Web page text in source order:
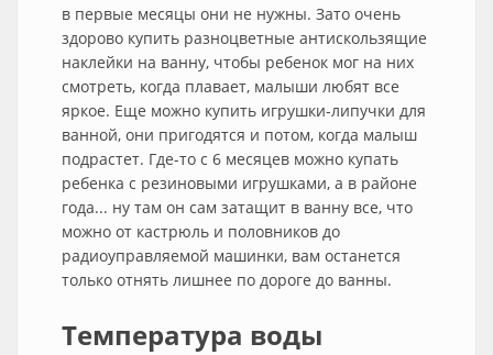
в первые месяцы они не нужны. Зато очень
здорово купить разноцветные антискользящие
наклейки на ванну, чтобы ребенок мог на них
смотреть, когда плавает, малыши любят все
яркое. Еще можно купить игрушки-липучки для
ванной, они пригодятся и потом, когда малыш
подрастет. Где-то с 6 месяцев можно купать
ребенка с резиновыми игрушками, а в районе
года... ну там он сам затащит в ванну все, что
можно от кастрюль и половников до
радиоуправляемой машинки, вам останется
только отнять лишнее по дороге до ванны.
Температура воды